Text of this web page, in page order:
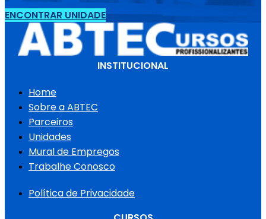
ENCONTRAR UNIDADE
INSTITUCIONAL
Home
Sobre a ABTEC
Parceiros
Unidades
Mural de Empregos
Trabalhe Conosco
Política de Privacidade